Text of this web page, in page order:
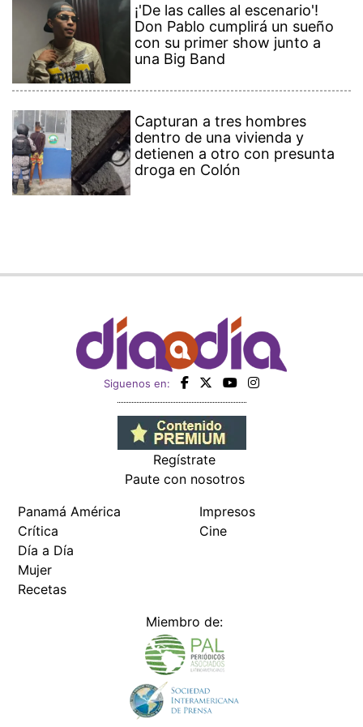
¡'De las calles al escenario'!
Don Pablo cumplirá un sueño
con su primer show junto a
una Big Band
Capturan a tres hombres
dentro de una vivienda y
detienen a otro con presunta
droga en Colón
Siguenos en:
Regístrate
Paute con nosotros
Panamá América
Crítica
Día a Día
Mujer
Recetas
Impresos
Cine
Miembro de: